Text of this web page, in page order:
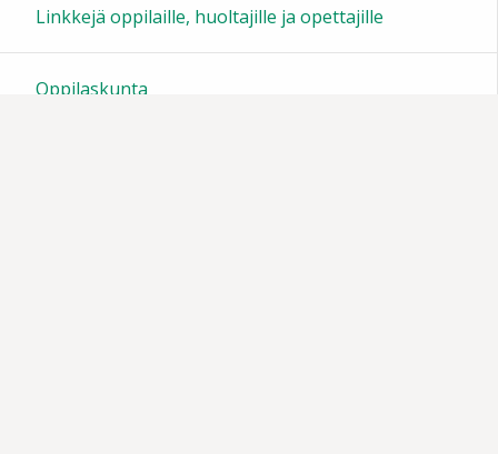
Linkkejä oppilaille, huoltajille ja opettajille
Oppilaskunta